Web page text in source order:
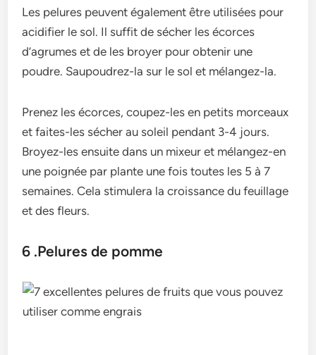
Les pelures peuvent également être utilisées pour
acidifier le sol. Il suffit de sécher les écorces
d’agrumes et de les broyer pour obtenir une
poudre. Saupoudrez-la sur le sol et mélangez-la.
Prenez les écorces, coupez-les en petits morceaux
et faites-les sécher au soleil pendant 3-4 jours.
Broyez-les ensuite dans un mixeur et mélangez-en
une poignée par plante une fois toutes les 5 à 7
semaines. Cela stimulera la croissance du feuillage
et des fleurs.
6 .Pelures de pomme